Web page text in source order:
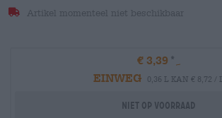
Artikel momenteel niet beschikbaar
€ 3,39
EINWEG
0,36 L KAN € 8,72 / L
Niet op voorraad